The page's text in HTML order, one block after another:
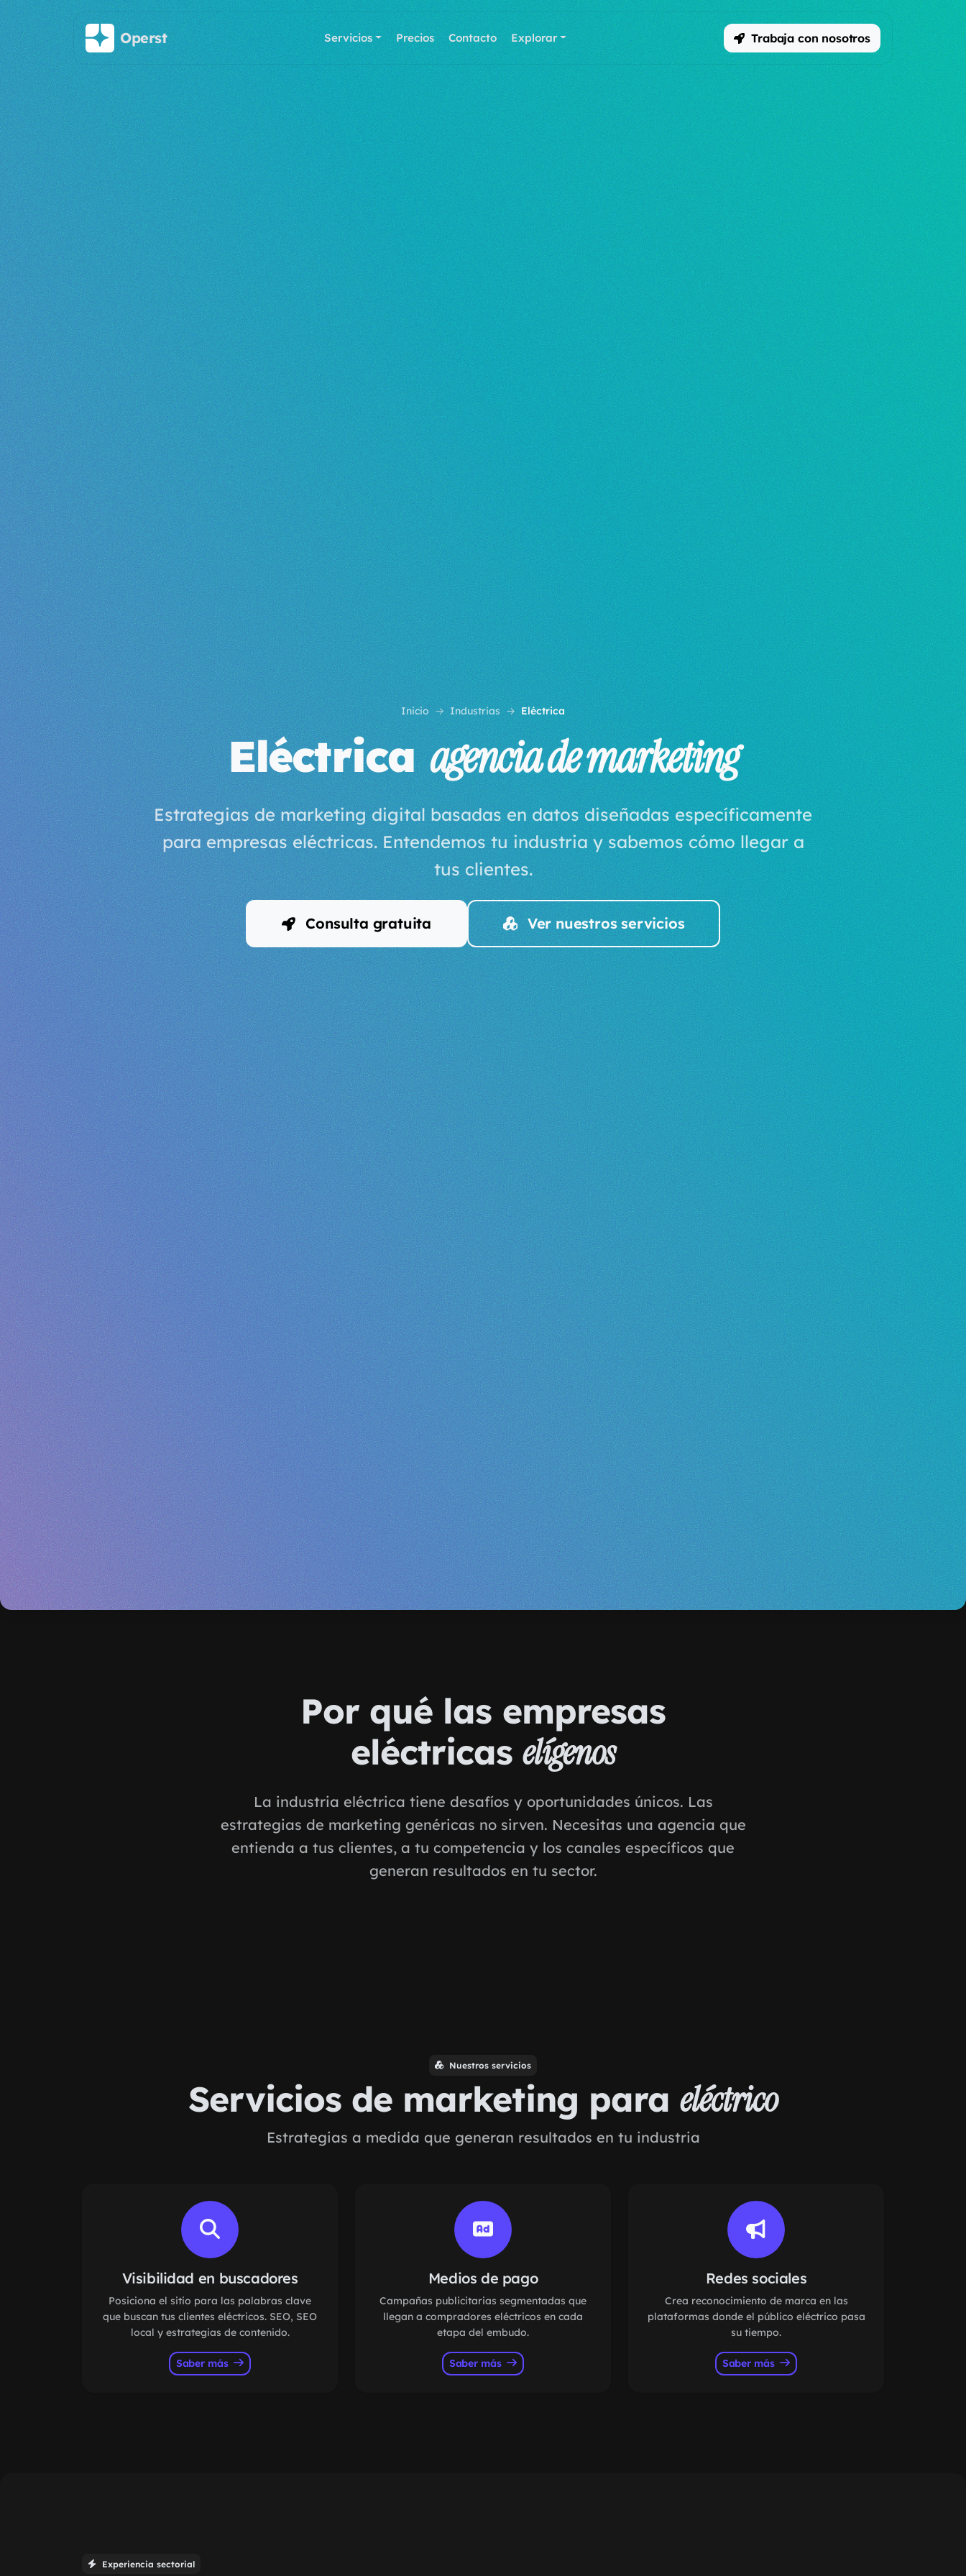
Saltar al contenido principal
Operst Servicios Precios Contacto Explorar Trabaja con nosotros
Inicio Industrias Eléctrica
Eléctricaagencia de marketing
Estrategias de marketing digital basadas en datos diseñadas específicamente
para empresas eléctricas. Entendemos tu industria y sabemos cómo llegar a
tus clientes.
Consulta gratuita Ver nuestros servicios
Por qué las empresas
eléctricaselígenos
La industria eléctrica tiene desafíos y oportunidades únicos. Las
estrategias de marketing genéricas no sirven. Necesitas una agencia que
entienda a tus clientes, a tu competencia y los canales específicos que
generan resultados en tu sector.
Nuestros servicios
Servicios de marketing para eléctrico
Estrategias a medida que generan resultados en tu industria
Visibilidad en buscadores
Posiciona el sitio para las palabras clave
que buscan tus clientes eléctricos. SEO, SEO
local y estrategias de contenido.
Saber más
Medios de pago
Campañas publicitarias segmentadas que
llegan a compradores eléctricos en cada
etapa del embudo.
Saber más
Redes sociales
Crea reconocimiento de marca en las
plataformas donde el público eléctrico pasa
su tiempo.
Saber más
Experiencia sectorial